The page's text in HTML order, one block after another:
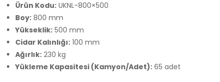
Ürün Kodu: UKNL-800×500
Boy: 800 mm
Yükseklik: 500 mm
Cidar Kalınlığı: 100 mm
Ağırlık: 230 kg
Yükleme Kapasitesi (Kamyon/Adet): 65 adet